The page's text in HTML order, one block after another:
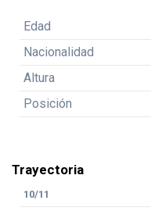
Edad
Nacionalidad
Altura
Posición
Trayectoria
10/11